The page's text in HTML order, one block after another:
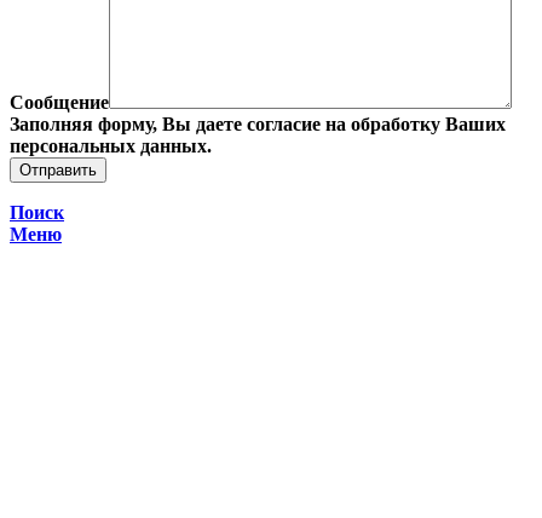
Сообщение
Заполняя форму, Вы даете согласие на обработку Ваших
персональных данных.
Поиск
Меню